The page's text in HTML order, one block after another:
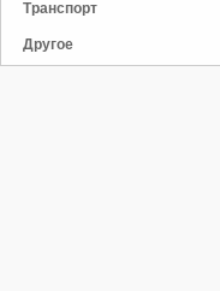
Транспорт
Другое